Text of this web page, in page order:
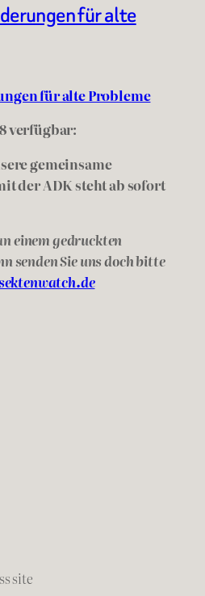
für alte
für alte Probleme
verfügbar:
gemeinsame
der ADK steht ab sofort
einem gedruckten
senden Sie uns doch bitte
site